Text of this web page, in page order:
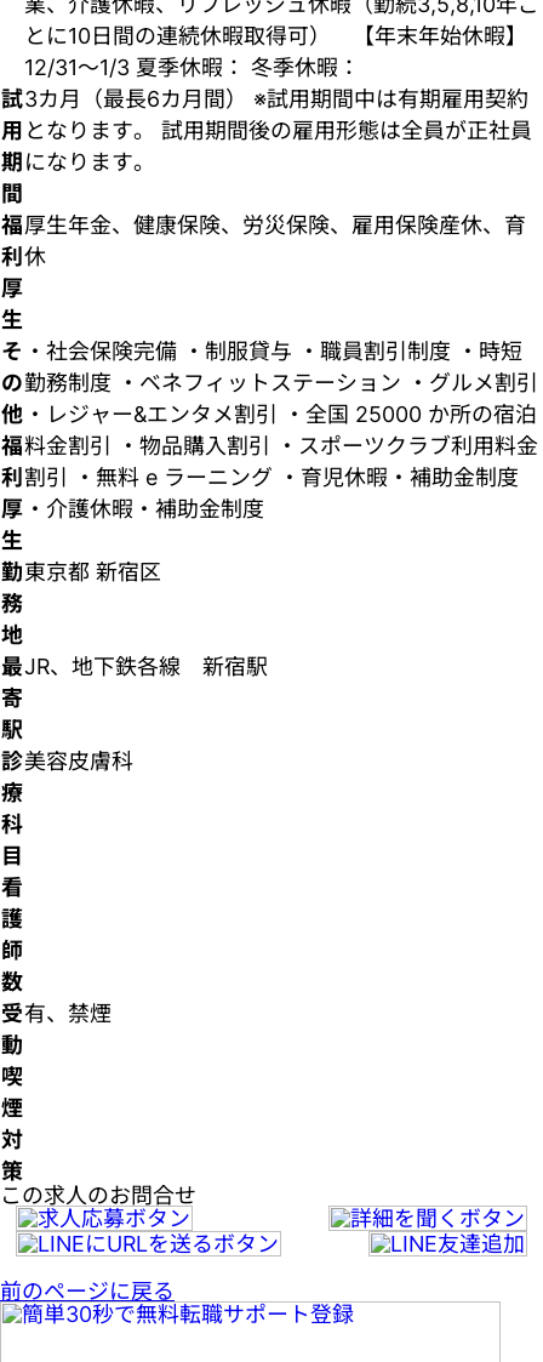
とに10日間の連続休暇取得可） 【年末年始休暇】
12/31～1/3 夏季休暇： 冬季休暇：
試
用
期
間
3カ月（最長6カ月間） ※試用期間中は有期雇用契約
となります。 試用期間後の雇用形態は全員が正社員
になります。
福
利
厚
生
厚生年金、健康保険、労災保険、雇用保険産休、育
休
そ
の
他
福
利
厚
生
・社会保険完備 ・制服貸与 ・職員割引制度 ・時短
勤務制度 ・ベネフィットステーション ・グルメ割引
・レジャー&エンタメ割引 ・全国 25000 か所の宿泊
料金割引 ・物品購入割引 ・スポーツクラブ利用料金
割引 ・無料 e ラーニング ・育児休暇・補助金制度
・介護休暇・補助金制度
勤
務
地
東京都 新宿区
最
寄
駅
JR、地下鉄各線 新宿駅
診
療
科
目
美容皮膚科
看
護
師
数
受
動
喫
煙
対
策
有、禁煙
この求人のお問合せ
前のページに戻る